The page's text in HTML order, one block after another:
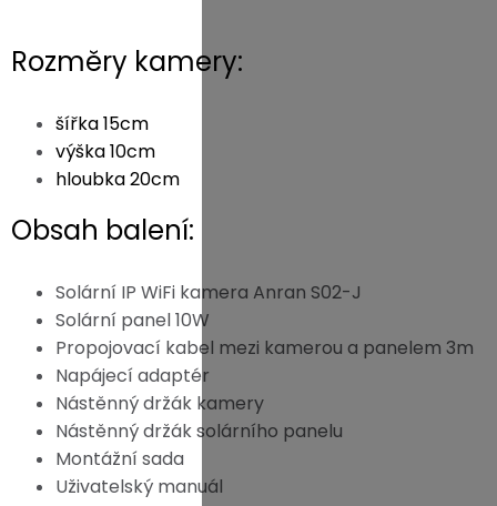
Rozměry kamery:
šířka 15cm
výška 10cm
hloubka 20cm
Obsah balení:
Solární IP WiFi kamera Anran S02-J
Solární panel 10W
Propojovací kabel mezi kamerou a panelem 3m
Napájecí adaptér
Nástěnný držák kamery
Nástěnný držák solárního panelu
Montážní sada
Uživatelský manuál